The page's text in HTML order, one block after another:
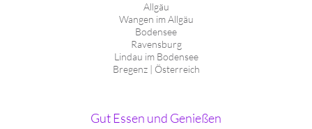
Allgäu
Wangen im Allgäu
Bodensee
Ravensburg
Lindau im Bodensee
Bregenz | Österreich
Gut Essen und Genießen